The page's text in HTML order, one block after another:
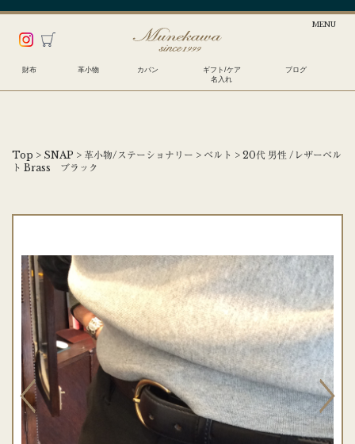
財布 革小物 カバン
ギフト/ケア
名入れ
ブログ
Top > SNAP > 革小物/ステーショナリー > ベルト > 20代 男性 /レザーベル
ト Brass ブラック